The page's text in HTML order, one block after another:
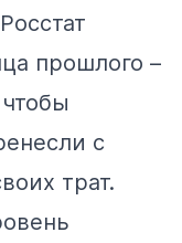
прошлого –
с
трат.